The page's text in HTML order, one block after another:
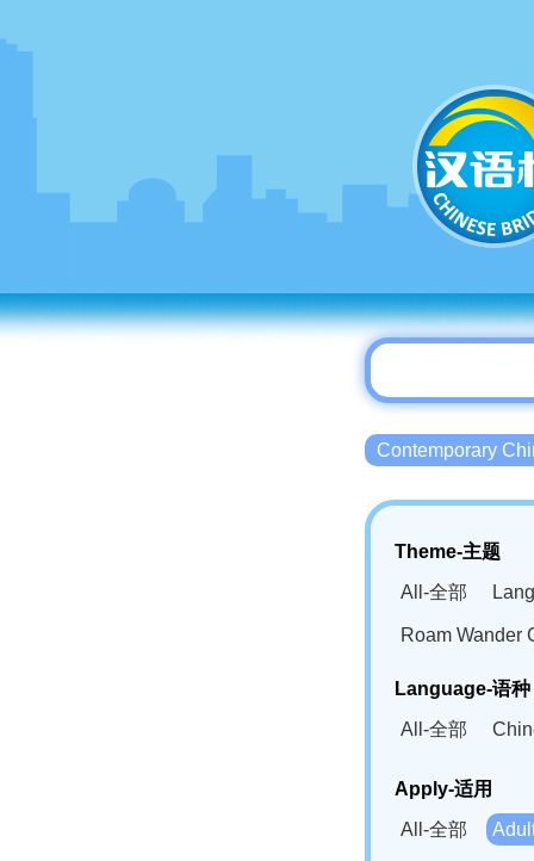
Contemporary
Theme-主题
All-全部
Roam Wander
Language-语种
All-全部
Bahasa
Swahili(SW)-
Apply-适用
All-全部